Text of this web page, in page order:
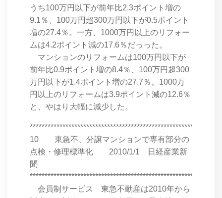
うち100万円以下が前年比2.3ポイント増の
9.1％、100万円超300万円以下が0.5ポイント
増の27.4％。一方、1000万円以上のリフォー
ムは4.2ポイント減の17.6％だっった。
マンションのリフォームは100万円以下が
前年比0.9ポイント増の8.4％、100万円超300
万円以下が1.4ポイント増の27.7％。1000万
円以上のリフォームは3.9ポイント減の12.6％
と、やはり大幅に減少した。
10 東急不、分譲マンションで専有部分の
点検・修理標準化 2010/1/1 日経産業新
聞
会員制サービス 東急不動産は2010年から